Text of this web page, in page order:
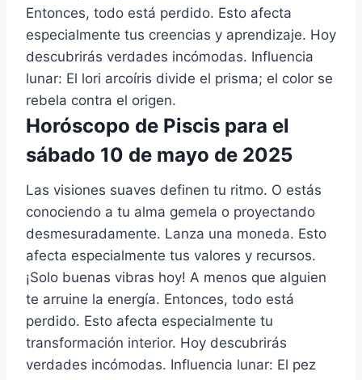
Entonces, todo está perdido. Esto afecta
especialmente tus creencias y aprendizaje. Hoy
descubrirás verdades incómodas. Influencia
lunar: El lori arcoíris divide el prisma; el color se
rebela contra el origen.
Horóscopo de Piscis para el
sábado 10 de mayo de 2025
Las visiones suaves definen tu ritmo. O estás
conociendo a tu alma gemela o proyectando
desmesuradamente. Lanza una moneda. Esto
afecta especialmente tus valores y recursos.
¡Solo buenas vibras hoy! A menos que alguien
te arruine la energía. Entonces, todo está
perdido. Esto afecta especialmente tu
transformación interior. Hoy descubrirás
verdades incómodas. Influencia lunar: El pez